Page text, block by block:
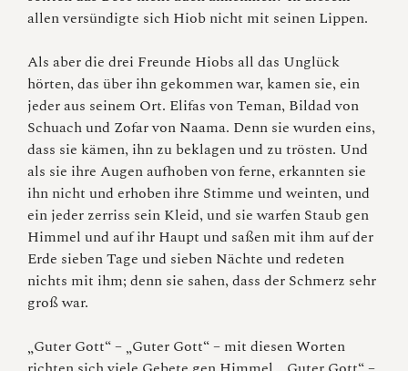
allen versündigte sich Hiob nicht mit seinen Lippen.
Als aber die drei Freunde Hiobs all das Unglück
hörten, das über ihn gekommen war, kamen sie, ein
jeder aus seinem Ort. Elifas von Teman, Bildad von
Schuach und Zofar von Naama. Denn sie wurden eins,
dass sie kämen, ihn zu beklagen und zu trösten. Und
als sie ihre Augen aufhoben von ferne, erkannten sie
ihn nicht und erhoben ihre Stimme und weinten, und
ein jeder zerriss sein Kleid, und sie warfen Staub gen
Himmel und auf ihr Haupt und saßen mit ihm auf der
Erde sieben Tage und sieben Nächte und redeten
nichts mit ihm; denn sie sahen, dass der Schmerz sehr
groß war.
„Guter Gott“ – „Guter Gott“ – mit diesen Worten